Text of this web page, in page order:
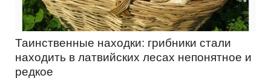
Таинственные находки: грибники стали
находить в латвийских лесах непонятное и
редкое